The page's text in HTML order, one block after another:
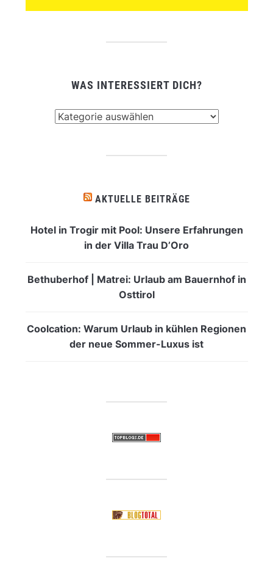
WAS INTERESSIERT DICH?
AKTUELLE BEITRÄGE
Hotel in Trogir mit Pool: Unsere Erfahrungen
in der Villa Trau D’Oro
Bethuberhof | Matrei: Urlaub am Bauernhof in
Osttirol
Coolcation: Warum Urlaub in kühlen Regionen
der neue Sommer-Luxus ist